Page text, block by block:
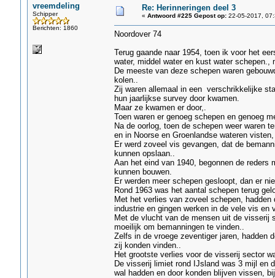
vreemdeling
Schipper
Berichten: 1860
Re: Herinneringen deel 3
« Antwoord #225 Gepost op:22-05-2017,
Noordover 74
Terug gaande naar 1954, toen ik voor het
water, middel water en kust water schepen.,
De meeste van deze schepen waren
kolen..
Zij waren allemaal in een verschrikkelijke
hun jaarlijkse survey door kwamen.
Maar ze kwamen er door,.
Toen waren er genoeg schepen en genoeg
Na de oorlog, toen de schepen weer waren
en in Noorse en Groenlandse wateren
Er werd zoveel vis gevangen, dat de
kunnen opslaan..
Aan het eind van 1940, begonnen de
kunnen bouwen.
Er werden meer schepen gesloopt, dan er
Rond 1963 was het aantal schepen terug
Met het verlies van zoveel schepen,
industrie en gingen werken in de vele vis en
Met de vlucht van de mensen uit de visserij
moeilijk om bemanningen te vinden..
Zelfs in de vroege zeventiger jaren, hadden
zij konden vinden..
Het grootste verlies voor de visserij sector
De visserij limiet rond IJsland was 3 mijl en
wal hadden en door konden blijven vissen,